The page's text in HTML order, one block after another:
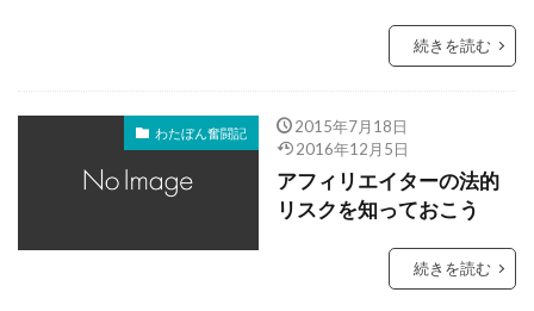
続きを読む
わたぼん奮闘記
2015年7月18日
2016年12月5日
アフィリエイターの法的
リスクを知っておこう
続きを読む